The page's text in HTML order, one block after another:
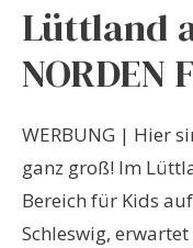
Lüttland
NORDEN
WERBUNG | Hier
ganz groß! Im
Bereich für Kids
Schleswig, erwartet